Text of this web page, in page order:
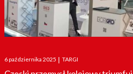
Posted
on
6 października 2025 | TARGI